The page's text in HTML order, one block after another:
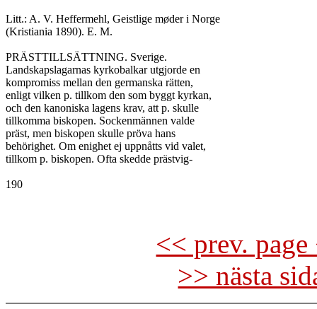
Litt.: A. V. Heffermehl, Geistlige møder i Norge
(Kristiania 1890). E. M.
PRÄSTTILLSÄTTNING. Sverige.
Landskapslagarnas kyrkobalkar utgjorde en
kompromiss mellan den germanska rätten,
enligt vilken p. tillkom den som byggt kyrkan,
och den kanoniska lagens krav, att p. skulle
tillkomma biskopen. Sockenmännen valde
präst, men biskopen skulle pröva hans
behörighet. Om enighet ej uppnåtts vid valet,
tillkom p. biskopen. Ofta skedde prästvig-
190
<< prev.
>> nästa